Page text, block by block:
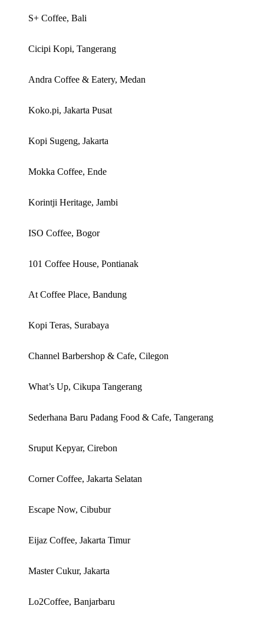
S+ Coffee, Bali
Cicipi Kopi, Tangerang
Andra Coffee & Eatery, Medan
Koko.pi, Jakarta Pusat
Kopi Sugeng, Jakarta
Mokka Coffee, Ende
Korintji Heritage, Jambi
ISO Coffee, Bogor
101 Coffee House, Pontianak
At Coffee Place, Bandung
Kopi Teras, Surabaya
Channel Barbershop & Cafe, Cilegon
What’s Up, Cikupa Tangerang
Sederhana Baru Padang Food & Cafe, Tangerang
Sruput Kepyar, Cirebon
Corner Coffee, Jakarta Selatan
Escape Now, Cibubur
Eijaz Coffee, Jakarta Timur
Master Cukur, Jakarta
Lo2Coffee, Banjarbaru